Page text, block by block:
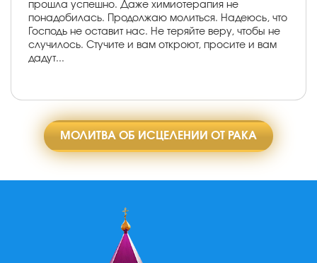
прошла успешно. Даже химиотерапия не
понадобилась. Продолжаю молиться. Надеюсь, что
Господь не оставит нас. Не теряйте веру, чтобы не
случилось. Стучите и вам откроют, просите и вам
дадут...
МОЛИТВА ОБ ИСЦЕЛЕНИИ ОТ РАКА